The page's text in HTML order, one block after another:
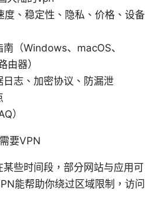
度、稳定性、隐私、价格、设备
（Windows、macOS、
由器）
日志、加密协议、防漏泄
）
要VPN
些时间段，部分网站与应用可
能帮助你绕过区域限制，访问